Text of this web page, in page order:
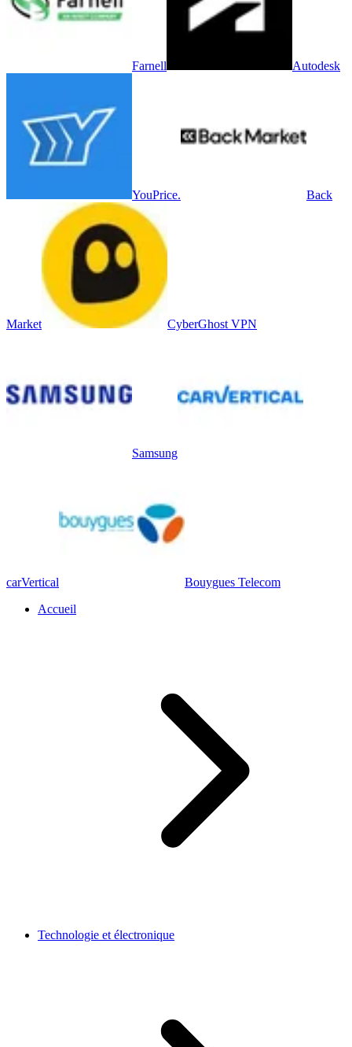
Farnell Autodesk
YouPrice. Back
Market CyberGhost VPN
Samsung
carVertical
Bouygues Telecom
Accueil
Technologie et électronique